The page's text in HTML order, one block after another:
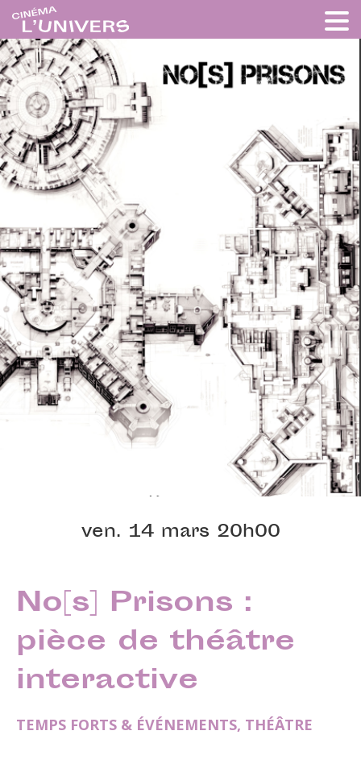
ven. 14 mars 20h00
No[s] Prisons :
pièce de théâtre
interactive
TEMPS FORTS & ÉVÉNEMENTS, THÉÂTRE